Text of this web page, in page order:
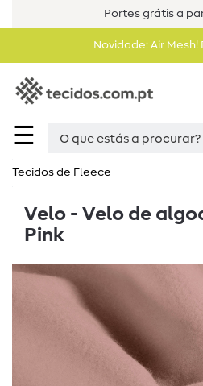
Portes grátis a
Novidade: Air Mesh!
☰
Tecidos de Fleece
Velo - Velo de
Pink